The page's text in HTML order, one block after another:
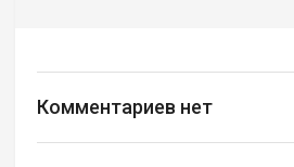
Комментариев нет